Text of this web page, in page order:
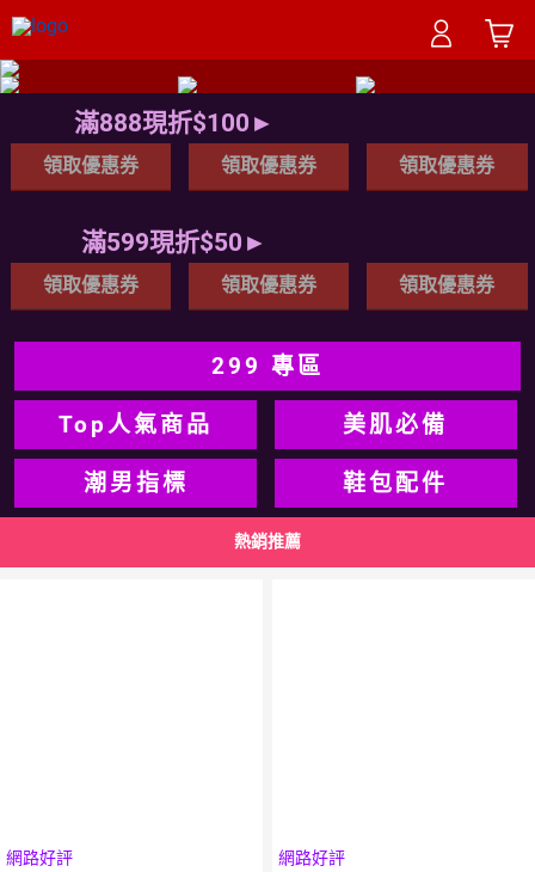
滿888現折$100►
領取優惠券 領取優惠券 領取優惠券
滿599現折$50►
領取優惠券 領取優惠券 領取優惠券
299 專區
Top人氣商品 美肌必備
潮男指標 鞋包配件
熱銷推薦
網路好評
網路好評